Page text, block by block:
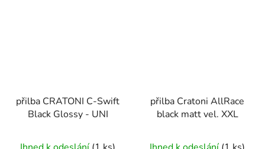
přilba CRATONI C-Swift
Black Glossy - UNI
přilba Cratoni AllRace
black matt vel. XXL